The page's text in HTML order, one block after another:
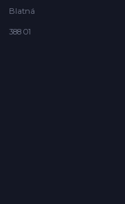
Blatná
388 01